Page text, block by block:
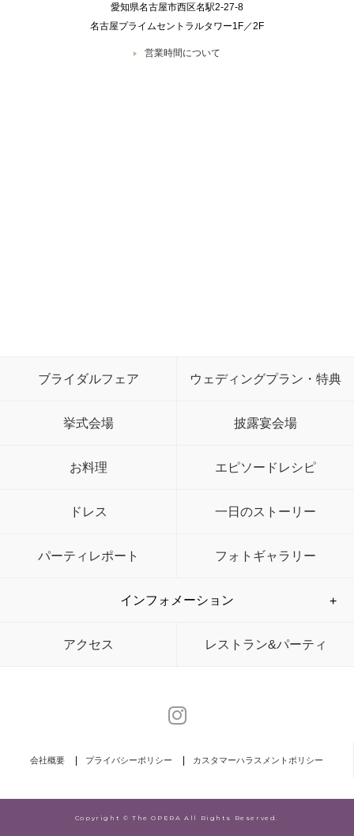
愛知県名古屋市西区名駅2-27-8
名古屋プライムセントラルタワー1F／2F
営業時間について
ブライダルフェア ウェディングプラン・特典
挙式会場 披露宴会場
お料理 エピソードレシピ
ドレス 一日のストーリー
パーティレポート フォトギャラリー
インフォメーション
アクセス レストラン&パーティ
会社概要 プライバシーポリシー カスタマーハラスメントポリシー
Copyright © The OPERA All Rights Reserved.